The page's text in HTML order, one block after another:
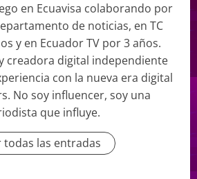
en Ecuavisa colaborando por
de noticias, en TC
y en Ecuador TV por 3 años.
creadora digital independiente
con la nueva era digital
No soy influencer, soy una
que influye.
todas las entradas